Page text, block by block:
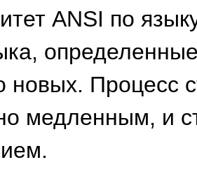
ANSI по
новых. Процесс
медленным, и